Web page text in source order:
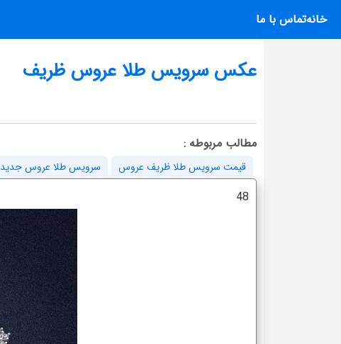
خانهتماس با ما
عکس سرویس طلا عروس ظریف
مطالب مربوطه :
قیمت سرویس طلا ظریف عروس سرویس طلا عروس جدید
48